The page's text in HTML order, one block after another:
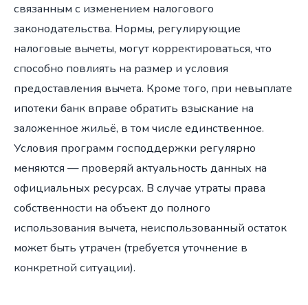
связанным с изменением налогового
законодательства. Нормы, регулирующие
налоговые вычеты, могут корректироваться, что
способно повлиять на размер и условия
предоставления вычета. Кроме того, при невыплате
ипотеки банк вправе обратить взыскание на
заложенное жильё, в том числе единственное.
Условия программ господдержки регулярно
меняются — проверяй актуальность данных на
официальных ресурсах. В случае утраты права
собственности на объект до полного
использования вычета, неиспользованный остаток
может быть утрачен (требуется уточнение в
конкретной ситуации).